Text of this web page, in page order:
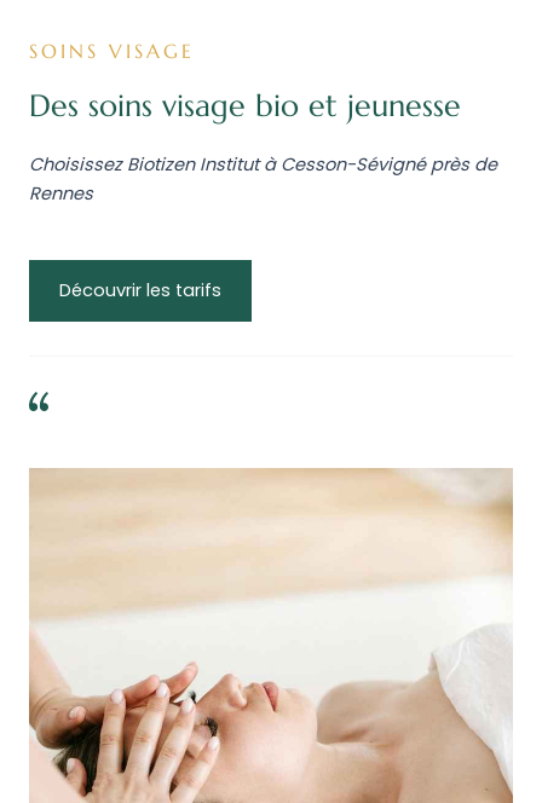
SOINS VISAGE
Des soins visage bio et jeunesse
Choisissez Biotizen Institut à Cesson-Sévigné près de
Rennes
Découvrir les tarifs